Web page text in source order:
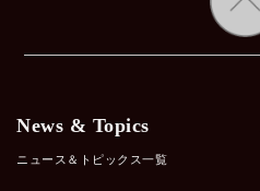
News & Topics
ニュース＆トピックス一覧